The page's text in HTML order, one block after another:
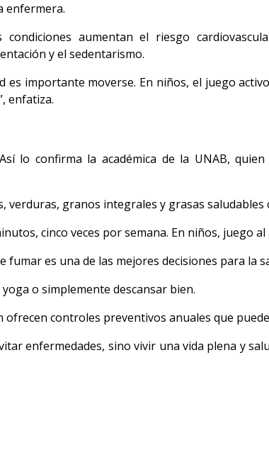
enfermera.
condiciones aumentan el riesgo
y el sedentarismo.
es importante moverse. En niños, el juego
enfatiza.
lo confirma la académica de la UNAB,
verduras, granos integrales y grasas
cinco veces por semana. En niños, juego
fumar es una de las mejores decisiones para la
o simplemente descansar bien.
ofrecen controles preventivos anuales que
enfermedades, sino vivir una vida plena y